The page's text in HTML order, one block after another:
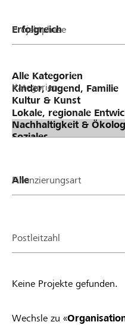
Projektphase
Kategorien
Finanzierungsart
Postleitzahl
Keine Projekte gefunden.
Wechsle zu «